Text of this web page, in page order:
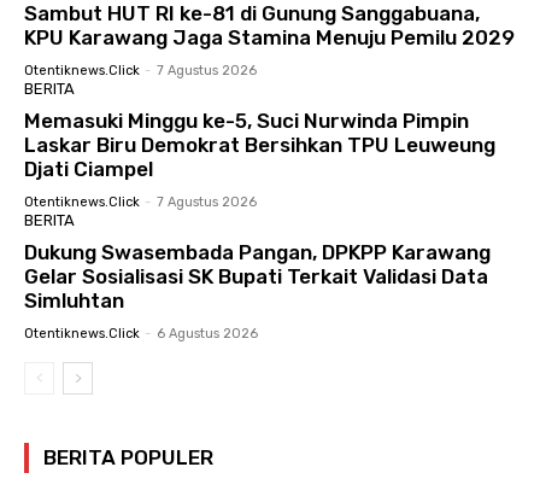
Sambut HUT RI ke-81 di Gunung Sanggabuana,
KPU Karawang Jaga Stamina Menuju Pemilu 2029
Otentiknews.click - 7 Agustus 2026
BERITA
Memasuki Minggu ke-5, Suci Nurwinda Pimpin
Laskar Biru Demokrat Bersihkan TPU Leuweung
Djati Ciampel
Otentiknews.click - 7 Agustus 2026
BERITA
Dukung Swasembada Pangan, DPKPP Karawang
Gelar Sosialisasi SK Bupati Terkait Validasi Data
Simluhtan
Otentiknews.click - 6 Agustus 2026
BERITA POPULER